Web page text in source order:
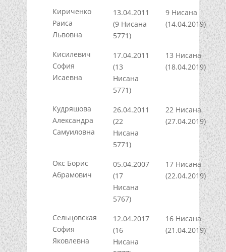
Кириченко
Раиса
Львовна
13.04.2011
(9 Нисана
5771)
9 Нисана
(14.04.2019)
Кисилевич
София
Исаевна
17.04.2011
(13
Нисана
5771)
13 Нисана
(18.04.2019)
Кудряшова
Александра
Самуиловна
26.04.2011
(22
Нисана
5771)
22 Нисана
(27.04.2019)
Окс Борис
Абрамович
05.04.2007
(17
Нисана
5767)
17 Нисана
(22.04.2019)
Сельцовская
София
Яковлевна
12.04.2017
(16
Нисана
16 Нисана
(21.04.2019)